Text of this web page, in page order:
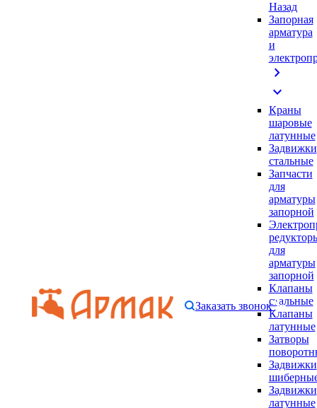
Назад
Запорная
арматура
и
chevron_right
expand_more
Краны
шаровые
латунные
Задвижки
стальные
Запчасти
для
арматуры
запорной
для
арматуры
запорной
Клапаны
стальные
Клапаны
латунные
Затворы
Задвижки
Задвижки
латунные
Заказать звонок